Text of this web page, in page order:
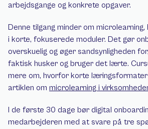
arbejdsgange og konkrete opgaver.
Denne tilgang minder om
i korte, fokuserede moduler. Det gør
overskuelig og øger sandsynligheden
faktisk husker og bruger det lærte.
mere om, hvorfor korte læringsformater
artiklen om microlearning i
I de første 30 dage bør digital
medarbejderen med at svare på tre